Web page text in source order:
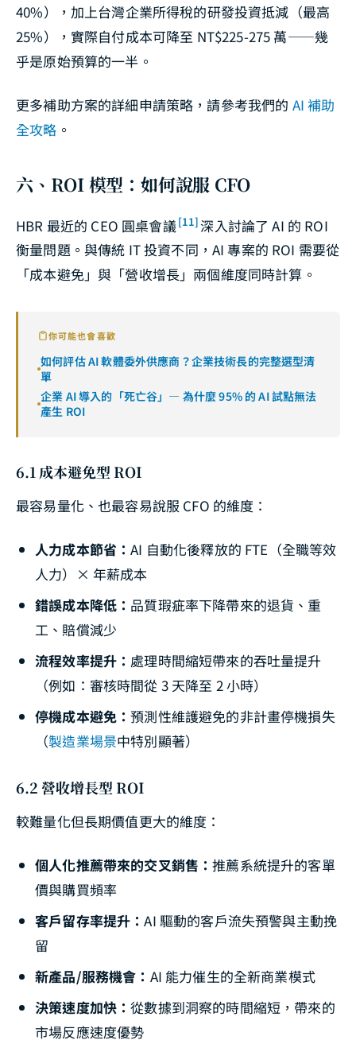
40%），加上台灣企業所得稅的研發投資抵減（最高
25%），實際自付成本可降至 NT$225-275 萬——幾
乎是原始預算的一半。
更多補助方案的詳細申請策略，請參考我們的 AI 補助
全攻略 。
六、ROI 模型：如何說服 CFO
HBR 最近的 CEO 圓桌會議[11]深入討論了 AI 的 ROI
衡量問題。與傳統 IT 投資不同，AI 專案的 ROI 需要從
「成本避免」與「營收增長」兩個維度同時計算。
你可能也會喜歡
如何評估 AI 軟體委外供應商？企業技術長的完整選型清
單
企業 AI 導入的「死亡谷」— 為什麼 95% 的 AI 試點無法
產生 ROI
6.1 成本避免型 ROI
最容易量化、也最容易說服 CFO 的維度：
人力成本節省：AI 自動化後釋放的 FTE（全職等效
人力）× 年薪成本
錯誤成本降低： 品質瑕疵率下降帶來的退貨、重
工、賠償減少
流程效率提升： 處理時間縮短帶來的吞吐量提升
（例如：審核時間從 3 天降至 2 小時）
停機成本避免：預測性維護避免的非計畫停機損失
（製造業場景中特別顯著）
6.2 營收增長型 ROI
較難量化但長期價值更大的維度：
個人化推薦帶來的交叉銷售：推薦系統提升的客單
價與購買頻率
客戶留存率提升：AI 驅動的客戶流失預警與主動挽
留
新產品/服務機會： AI 能力催生的全新商業模式
決策速度加快：從數據到洞察的時間縮短，帶來的
市場反應速度優勢